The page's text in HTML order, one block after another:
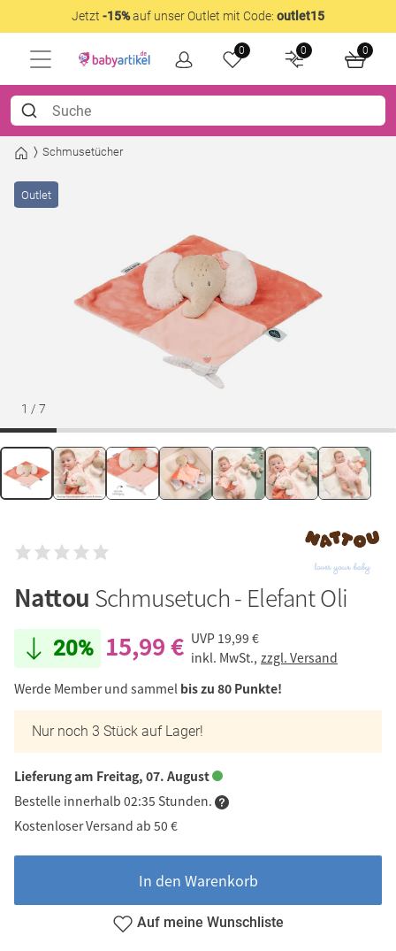
Jetzt -15%auf unser Outlet mit Code: outlet15
0 0 0
Schmusetücher
1 / 7
Outlet
Nattou Schmusetuch - Elefant Oli
20% 15,99 € UVP 19,99 €
inkl. MwSt., zzgl. Versand
Werde Member und sammel bis zu 80 Punkte!
Nur noch 3 Stück auf Lager!
Lieferung am Freitag, 07. August
Bestelle innerhalb 02:35 Stunden.
Kostenloser Versand ab 50 €
In den Warenkorb
Auf meine Wunschliste